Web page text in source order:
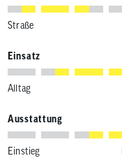
Straße
Einsatz
Alltag
Ausstattung
Einstieg